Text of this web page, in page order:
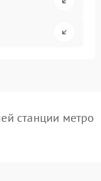
станции метро